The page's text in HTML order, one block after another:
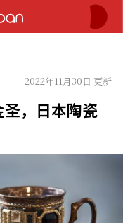
简体中文
ภาษาไทย
2022年11月30日 更新
，日本陶瓷